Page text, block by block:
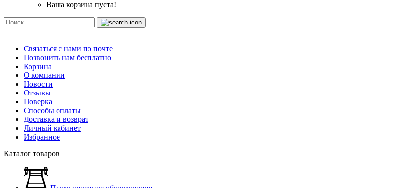
Ваша корзина пуста!
Связаться с нами по почте
Позвонить нам бесплатно
Корзина
О компании
Новости
Отзывы
Поверка
Способы оплаты
Доставка и возврат
Личный кабинет
Избранное
Каталог товаров